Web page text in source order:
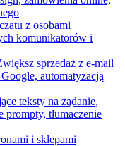
z osobami
komunikatorów i
sprzedaż z e-mail
automatyzacją
teksty na żądanie,
prompty, tłumaczenie
i sklepami